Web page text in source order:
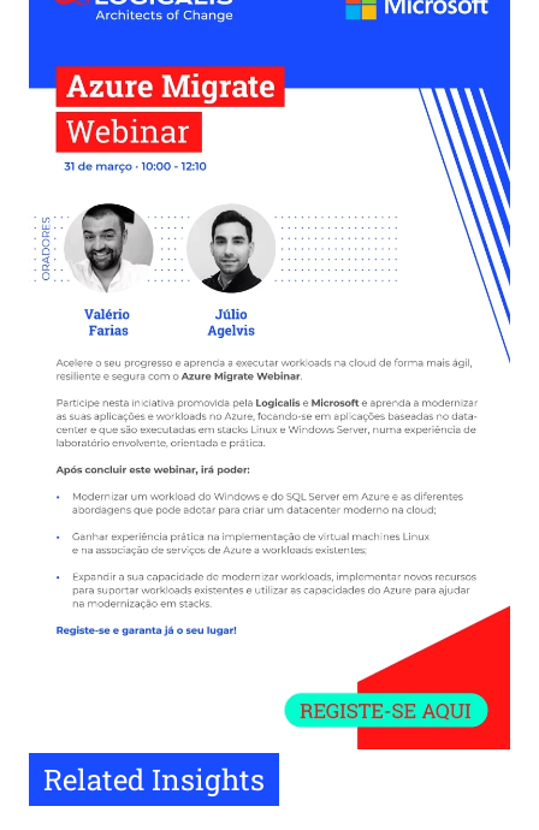
Related Insights